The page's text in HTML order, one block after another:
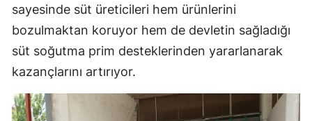
sayesinde süt üreticileri hem ürünlerini
bozulmaktan koruyor hem de devletin sağladığı
süt soğutma prim desteklerinden yararlanarak
kazançlarını artırıyor.